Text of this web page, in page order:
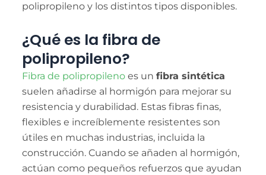
polipropileno y los distintos tipos disponibles.
¿Qué es la fibra de
polipropileno?
Fibra de polipropilenoes un fibra sintética
suelen añadirse al hormigón para mejorar su
resistencia y durabilidad. Estas fibras finas,
flexibles e increíblemente resistentes son
útiles en muchas industrias, incluida la
construcción. Cuando se añaden al hormigón,
actúan como pequeños refuerzos que ayudan